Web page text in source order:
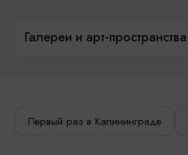
Галереи и арт-пространства
Первый раз в Калининграде